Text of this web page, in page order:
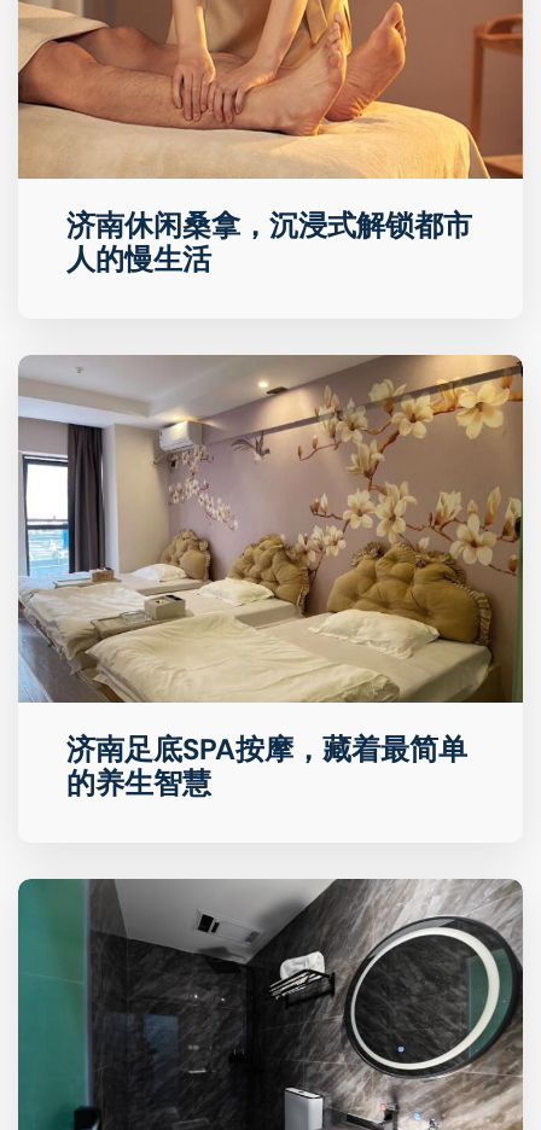
济南休闲桑拿，沉浸式解锁都市
人的慢生活
济南足底SPA按摩，藏着最简单
的养生智慧